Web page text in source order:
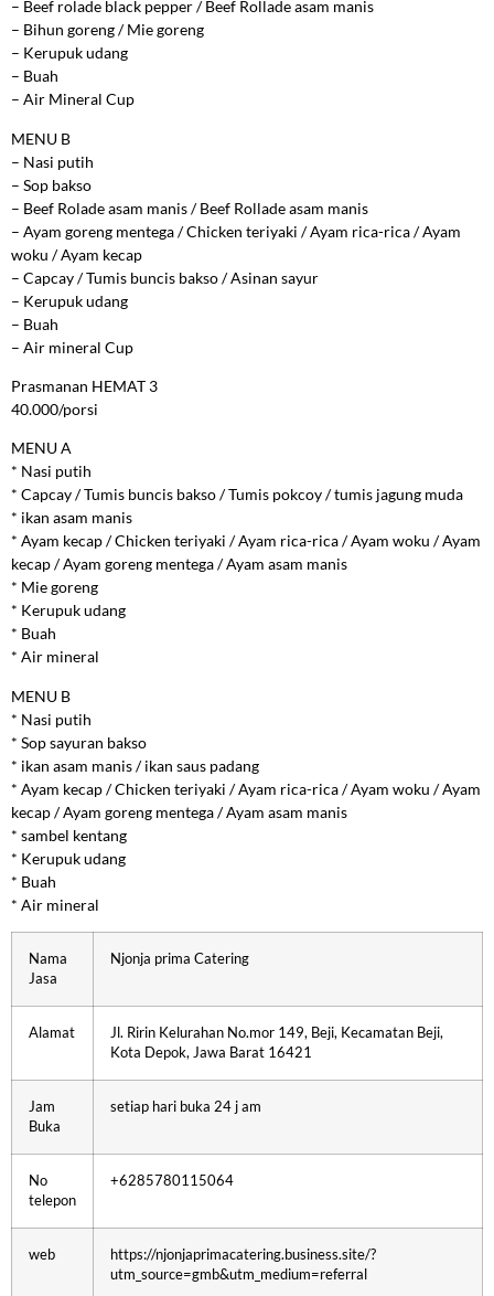
– Beef rolade black pepper / Beef Rollade asam manis
– Bihun goreng / Mie goreng
– Kerupuk udang
– Buah
– Air Mineral Cup
MENU B
– Nasi putih
– Sop bakso
– Beef Rolade asam manis / Beef Rollade asam manis
– Ayam goreng mentega / Chicken teriyaki / Ayam rica-rica / Ayam
woku / Ayam kecap
– Capcay / Tumis buncis bakso / Asinan sayur
– Kerupuk udang
– Buah
– Air mineral Cup
Prasmanan HEMAT 3
40.000/porsi
MENU A
* Nasi putih
* Capcay / Tumis buncis bakso / Tumis pokcoy / tumis jagung muda
* ikan asam manis
* Ayam kecap / Chicken teriyaki / Ayam rica-rica / Ayam woku / Ayam
kecap / Ayam goreng mentega / Ayam asam manis
* Mie goreng
* Kerupuk udang
* Buah
* Air mineral
MENU B
* Nasi putih
* Sop sayuran bakso
* ikan asam manis / ikan saus padang
* Ayam kecap / Chicken teriyaki / Ayam rica-rica / Ayam woku / Ayam
kecap / Ayam goreng mentega / Ayam asam manis
* sambel kentang
* Kerupuk udang
* Buah
* Air mineral
Nama
Jasa
Njonja prima Catering
Alamat
Jl. Ririn Kelurahan No.mor 149, Beji, Kecamatan Beji,
Kota Depok, Jawa Barat 16421
Jam
Buka
setiap hari buka 24 j am
No
telepon
+6285780115064
web
https://njonjaprimacatering.business.site/?
utm_source=gmb&utm_medium=referral